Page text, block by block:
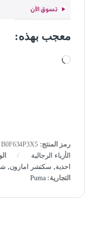
معجب بهذه:
جاري التحميل…
رمز المنتج:B0F634P3X5
الأزياء الرجالية
احذية, سكتشر امازون,
التجارية:Puma